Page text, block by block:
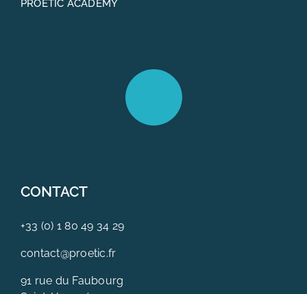
PROETIC ACADEMY
CONTACT
+33 (0) 1 80 49 34 29
contact@proetic.fr
91 rue du Faubourg